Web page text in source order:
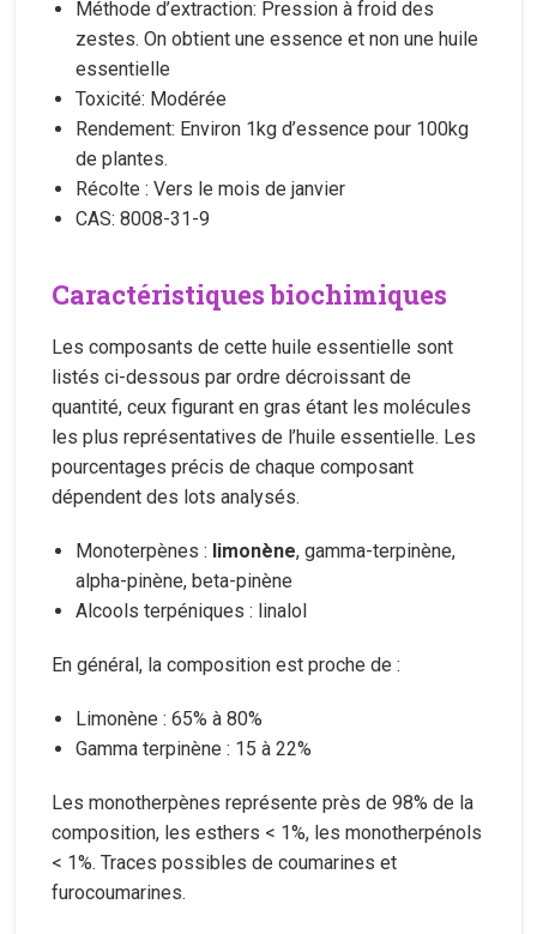
Méthode d’extraction: Pression à froid des
zestes. On obtient une essence et non une huile
essentielle
Toxicité: Modérée
Rendement: Environ 1kg d’essence pour 100kg
de plantes.
Récolte : Vers le mois de janvier
CAS: 8008-31-9
Caractéristiques biochimiques
Les composants de cette huile essentielle sont
listés ci-dessous par ordre décroissant de
quantité, ceux figurant en gras étant les molécules
les plus représentatives de l’huile essentielle. Les
pourcentages précis de chaque composant
dépendent des lots analysés.
Monoterpènes : limonène, gamma-terpinène,
alpha-pinène, beta-pinène
Alcools terpéniques : linalol
En général, la composition est proche de :
Limonène : 65% à 80%
Gamma terpinène : 15 à 22%
Les monotherpènes représente près de 98% de la
composition, les esthers < 1%, les monotherpénols
< 1%. Traces possibles de coumarines et
furocoumarines.